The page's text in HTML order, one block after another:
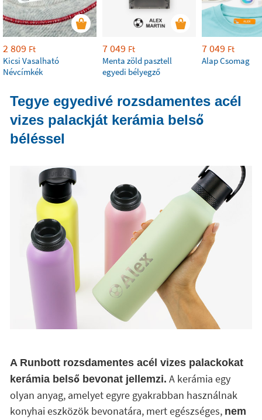
2 809 Ft
Kicsi Vasalható
Névcímkék
7 049 Ft
Menta zöld pasztell
egyedi bélyegző
7 049 Ft
Alap Csomag
Tegye egyedivé rozsdamentes acél
vizes palackját kerámia belső
béléssel
A Runbott rozsdamentes acél vizes palackokat
kerámia belső bevonat jellemzi. A kerámia egy
olyan anyag, amelyet egyre gyakrabban használnak
konyhai eszközök bevonatára, mert egészséges, nem